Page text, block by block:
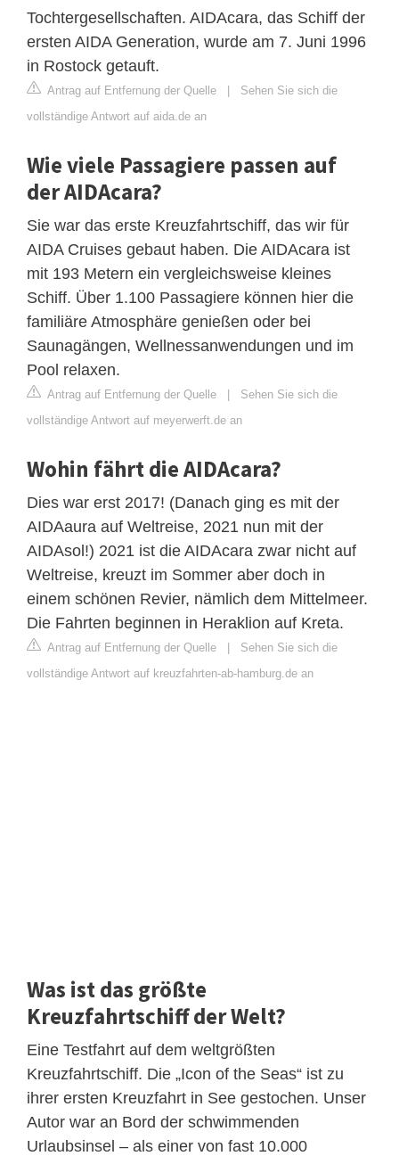
Tochtergesellschaften. AIDAcara, das Schiff der
ersten AIDA Generation, wurde am 7. Juni 1996
in Rostock getauft.
Antrag auf Entfernung der Quelle | Sehen Sie sich die
vollständige Antwort auf aida.de an
Wie viele Passagiere passen auf
der AIDAcara?
Sie war das erste Kreuzfahrtschiff, das wir für
AIDA Cruises gebaut haben. Die AIDAcara ist
mit 193 Metern ein vergleichsweise kleines
Schiff. Über 1.100 Passagiere können hier die
familiäre Atmosphäre genießen oder bei
Saunagängen, Wellnessanwendungen und im
Pool relaxen.
Antrag auf Entfernung der Quelle | Sehen Sie sich die
vollständige Antwort auf meyerwerft.de an
Wohin fährt die AIDAcara?
Dies war erst 2017! (Danach ging es mit der
AIDAaura auf Weltreise, 2021 nun mit der
AIDAsol!) 2021 ist die AIDAcara zwar nicht auf
Weltreise, kreuzt im Sommer aber doch in
einem schönen Revier, nämlich dem Mittelmeer.
Die Fahrten beginnen in Heraklion auf Kreta.
Antrag auf Entfernung der Quelle | Sehen Sie sich die
vollständige Antwort auf kreuzfahrten-ab-hamburg.de an
Was ist das größte
Kreuzfahrtschiff der Welt?
Eine Testfahrt auf dem weltgrößten
Kreuzfahrtschiff. Die „Icon of the Seas“ ist zu
ihrer ersten Kreuzfahrt in See gestochen. Unser
Autor war an Bord der schwimmenden
Urlaubsinsel – als einer von fast 10.000